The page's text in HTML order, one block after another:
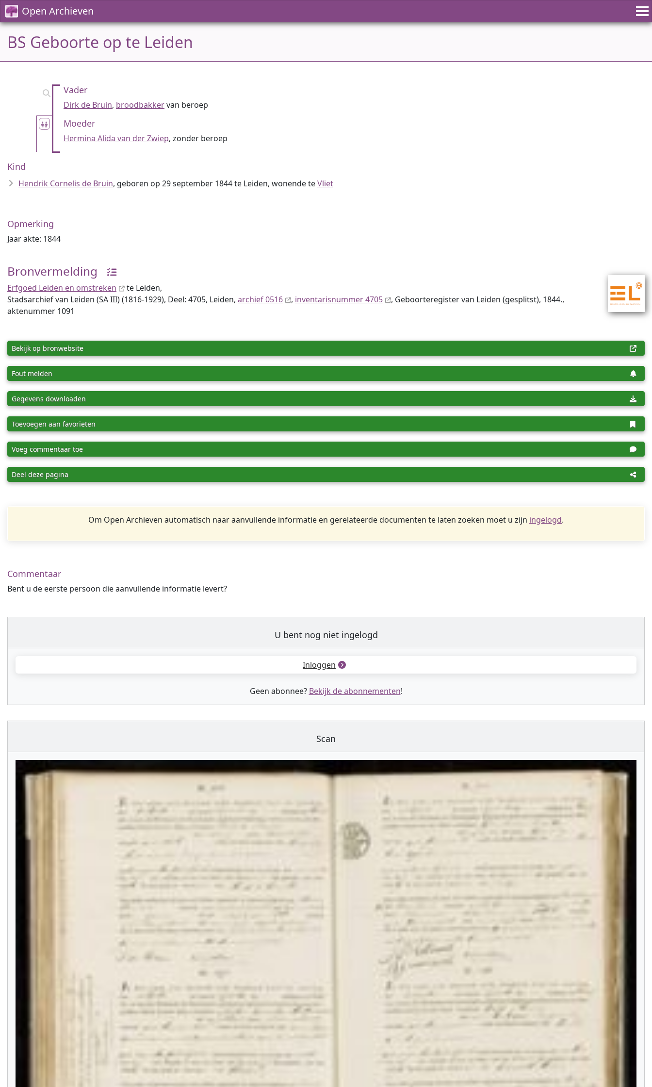
Open Archieven
BS Geboorte op te Leiden
Vader
Dirk de Bruin, broodbakkervan beroep
Moeder
Hermina Alida van der Zwiep, zonder beroep
Kind
Hendrik Cornelis de Bruin, geboren op 29 september 1844 te Leiden, wonende teVliet
Opmerking
Jaar akte: 1844
Bronvermelding
Erfgoed Leiden en omstreken
te Leiden,
Stadsarchief van Leiden (SA III) (1816-1929), Deel: 4705, Leiden, archief 0516 , inventaris­num­mer 4705
, Geboorteregister van Leiden (gesplitst), 1844.,
aktenummer 1091
Bekijk op bronwebsite
Fout melden
Gegevens downloaden
Toevoegen aan favorieten
Voeg commentaar toe
Deel deze pagina
Om Open Archieven automatisch naar aanvullende informatie en gerelateerde documenten te laten zoeken moet u zijn ingelogd.
Commentaar
Bent u de eerste persoon die aanvullende informatie levert?
U bent nog niet ingelogd
Inloggen
Geen abonnee? Bekijk de abonnementen!
Scan